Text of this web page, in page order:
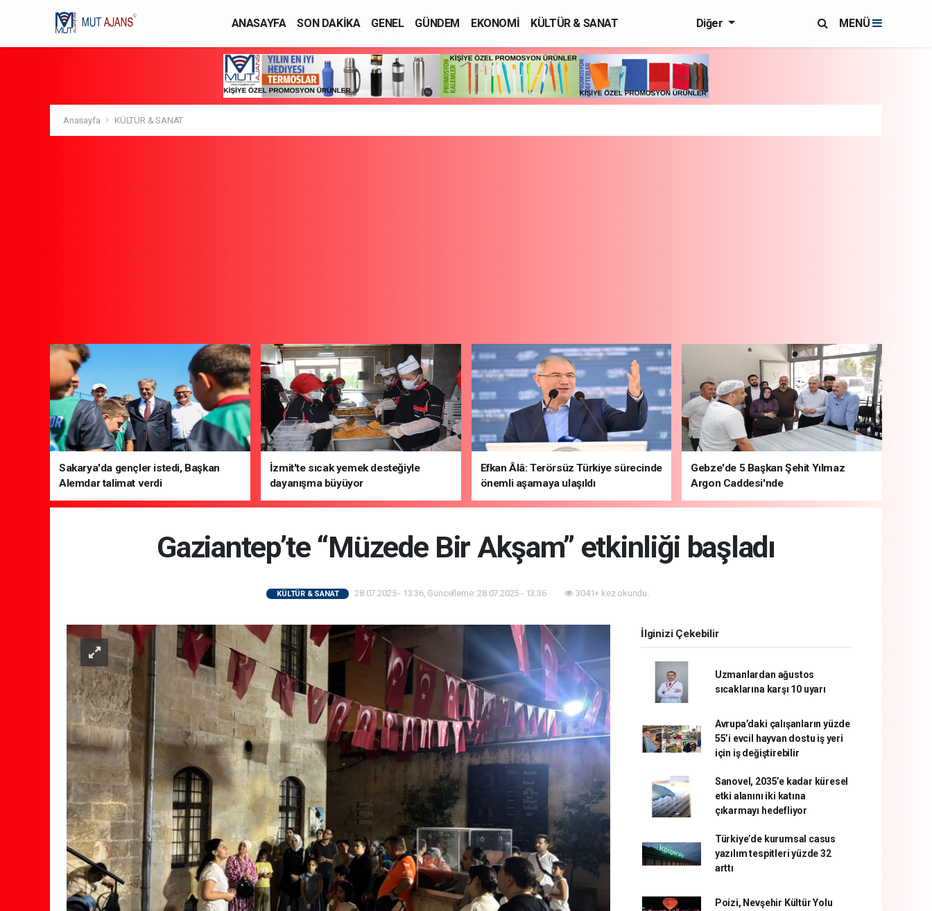
ANASAYFA SON DAKİKA GENEL GÜNDEM EKONOMİ
KÜLTÜR & SANAT
Diğer MENÜ
Anasayfa KÜLTÜR & SANAT
Sakarya'da gençler istedi, Başkan
Alemdar talimat verdi
İzmit'te sıcak yemek desteğiyle
dayanışma büyüyor
Efkan Âlâ: Terörsüz Türkiye sürecinde
önemli aşamaya ulaşıldı
Gebze'de 5 Başkan Şehit Yılmaz
Argon Caddesi'nde
Gaziantep’te “Müzede Bir Akşam” etkinliği başladı
KÜLTÜR & SANAT 28.07.2025 - 13:36, Güncelleme: 28.07.2025 - 13:36 3041+ kez okundu.
İlginizi Çekebilir
Uzmanlardan ağustos
sıcaklarına karşı 10 uyarı
Avrupa’daki çalışanların yüzde
55’i evcil hayvan dostu iş yeri
için iş değiştirebilir
Sanovel, 2035’e kadar küresel
etki alanını iki katına
çıkarmayı hedefliyor
Türkiye’de kurumsal casus
yazılım tespitleri yüzde 32
arttı
Poizi, Nevşehir Kültür Yolu